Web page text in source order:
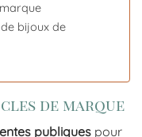
bijoux de
de marque
publiques pour